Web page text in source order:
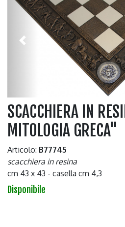
Previous
SCACCHIERA IN
MITOLOGIA GRECA"
Articolo: B77745
scacchiera in resina
cm 43 x 43 - casella cm 4,3
Disponibile